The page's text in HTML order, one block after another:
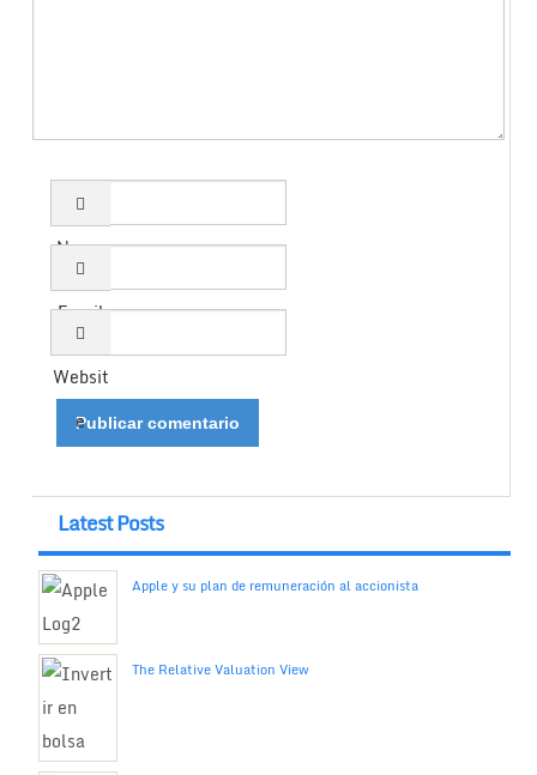
Name
Email
Websit
e
Latest Posts
Apple y su plan de remuneración al accionista
The Relative Valuation View